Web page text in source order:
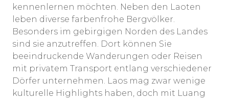
kennenlernen möchten. Neben den Laoten
leben diverse farbenfrohe Bergvölker.
Besonders im gebirgigen Norden des Landes
sind sie anzutreffen. Dort können Sie
beeindruckende Wanderungen oder Reisen
mit privatem Transport entlang verschiedener
Dörfer unternehmen. Laos mag zwar wenige
kulturelle Highlights haben, doch mit Luang